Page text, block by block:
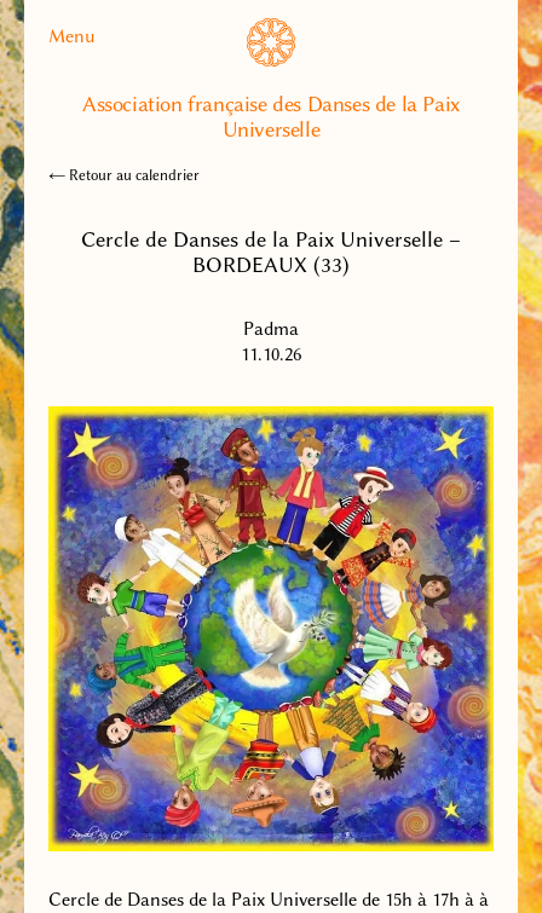
Menu
Association française des Danses de la Paix
Universelle
← Retour au calendrier
Cercle de Danses de la Paix Universelle –
BORDEAUX (33)
Padma
11.10.26
Cercle de Danses de la Paix Universelle de 15h à 17h à à